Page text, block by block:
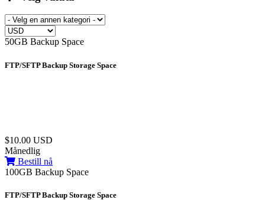
50GB Backup Space
FTP/SFTP Backup Storage Space
$10.00 USD
Månedlig
Bestill nå
100GB Backup Space
FTP/SFTP Backup Storage Space